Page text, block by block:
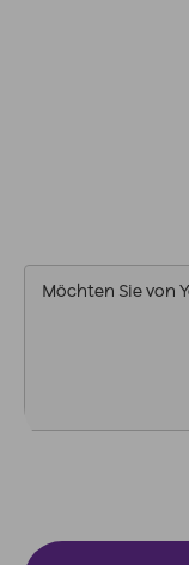
Möchten Sie von